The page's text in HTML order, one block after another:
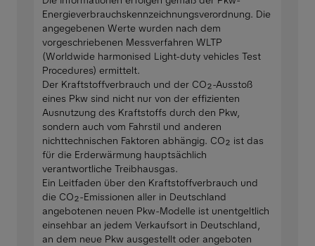
Energieverbrauchskennzeichnungsverordnung. Die
angegebenen Werte wurden nach dem
vorgeschriebenen Messverfahren WLTP
(Worldwide harmonised Light-duty vehicles Test
Procedures) ermittelt.
Der Kraftstoffverbrauch und der CO₂-Ausstoß
eines Pkw sind nicht nur von der effizienten
Ausnutzung des Kraftstoffs durch den Pkw,
sondern auch vom Fahrstil und anderen
nichttechnischen Faktoren abhängig. CO₂ ist das
für die Erderwärmung hauptsächlich
verantwortliche Treibhausgas.
Ein Leitfaden über den Kraftstoffverbrauch und
die CO₂-Emissionen aller in Deutschland
angebotenen neuen Pkw-Modelle ist unentgeltlich
einsehbar an jedem Verkaufsort in Deutschland,
an dem neue Pkw ausgestellt oder angeboten